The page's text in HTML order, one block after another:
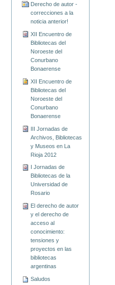
Derecho de autor -
correcciones a la
noticia anterior!
XII Encuentro de
Bibliotecas del
Noroeste del
Conurbano
Bonaerense
XII Encuentro de
Bibliotecas del
Noroeste del
Conurbano
Bonaerense
III Jornadas de
Archivos, Bibliotecas
y Museos en La
Rioja 2012
I Jornadas de
Bibliotecas de la
Universidad de
Rosario
El derecho de autor
y el derecho de
acceso al
conocimiento:
tensiones y
proyectos en las
bibliotecas
argentinas
Saludos